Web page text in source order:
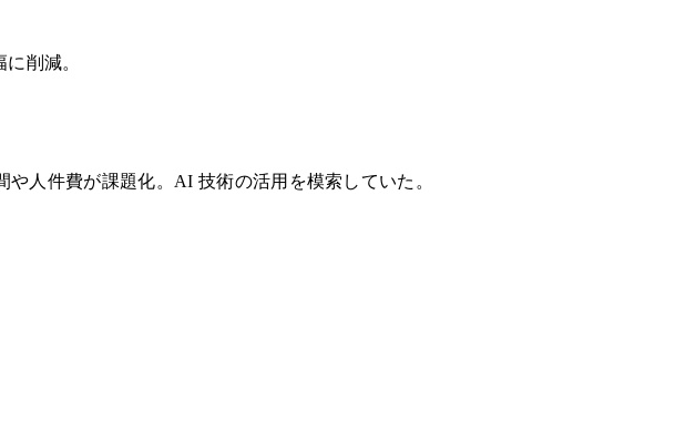
削減。
人件費が課題化。AI 技術の活用を模索していた。